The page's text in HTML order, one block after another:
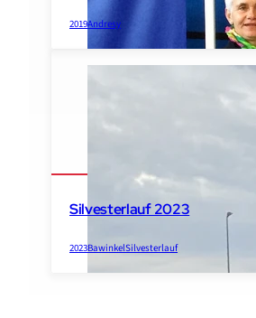
2019Andresy
Silvesterlauf 2023
2023BawinkelSilvesterlauf